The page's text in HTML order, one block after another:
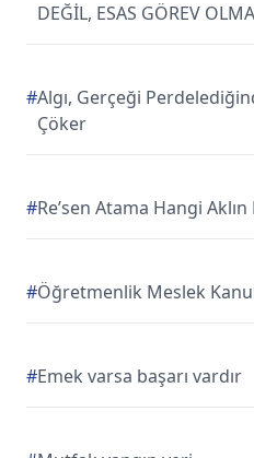
DEĞİL, ESAS GÖREV
#Algı, Gerçeği
Çöker
#Re’sen Atama Hangi Aklın
#Öğretmenlik Meslek
#Emek varsa başarı vardır